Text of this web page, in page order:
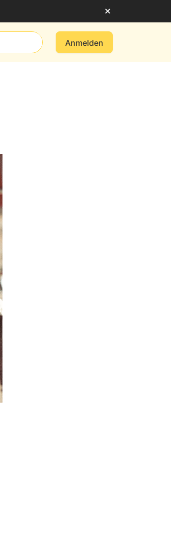
Anmelden